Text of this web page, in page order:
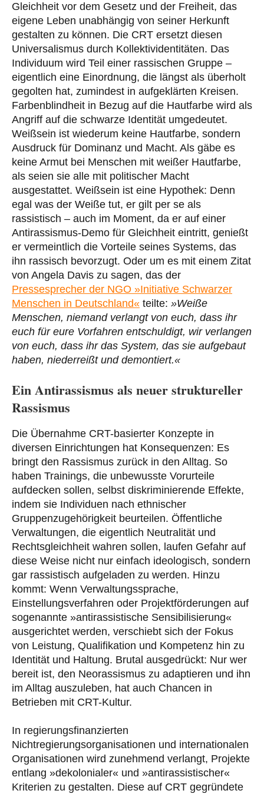
Gleichheit vor dem Gesetz und der Freiheit, das
eigene Leben unabhängig von seiner Herkunft
gestalten zu können. Die CRT ersetzt diesen
Universalismus durch Kollektividentitäten. Das
Individuum wird Teil einer rassischen Gruppe –
eigentlich eine Einordnung, die längst als überholt
gegolten hat, zumindest in aufgeklärten Kreisen.
Farbenblindheit in Bezug auf die Hautfarbe wird als
Angriff auf die schwarze Identität umgedeutet.
Weißsein ist wiederum keine Hautfarbe, sondern
Ausdruck für Dominanz und Macht. Als gäbe es
keine Armut bei Menschen mit weißer Hautfarbe,
als seien sie alle mit politischer Macht
ausgestattet. Weißsein ist eine Hypothek: Denn
egal was der Weiße tut, er gilt per se als
rassistisch – auch im Moment, da er auf einer
Antirassismus-Demo für Gleichheit eintritt, genießt
er vermeintlich die Vorteile seines Systems, das
ihn rassisch bevorzugt. Oder um es mit einem Zitat
von Angela Davis zu sagen, das der
Pressesprecher der NGO »Initiative Schwarzer
Menschen in Deutschland« teilte: »Weiße
Menschen, niemand verlangt von euch, dass ihr
euch für eure Vorfahren entschuldigt, wir verlangen
von euch, dass ihr das System, das sie aufgebaut
haben, niederreißt und demontiert.«
Ein Antirassismus als neuer struktureller
Rassismus
Die Übernahme CRT-basierter Konzepte in
diversen Einrichtungen hat Konsequenzen: Es
bringt den Rassismus zurück in den Alltag. So
haben Trainings, die unbewusste Vorurteile
aufdecken sollen, selbst diskriminierende Effekte,
indem sie Individuen nach ethnischer
Gruppenzugehörigkeit beurteilen. Öffentliche
Verwaltungen, die eigentlich Neutralität und
Rechtsgleichheit wahren sollen, laufen Gefahr auf
diese Weise nicht nur einfach ideologisch, sondern
gar rassistisch aufgeladen zu werden. Hinzu
kommt: Wenn Verwaltungssprache,
Einstellungsverfahren oder Projektförderungen auf
sogenannte »antirassistische Sensibilisierung«
ausgerichtet werden, verschiebt sich der Fokus
von Leistung, Qualifikation und Kompetenz hin zu
Identität und Haltung. Brutal ausgedrückt: Nur wer
bereit ist, den Neorassismus zu adaptieren und ihn
im Alltag auszuleben, hat auch Chancen in
Betrieben mit CRT-Kultur.
In regierungsfinanzierten
Nichtregierungsorganisationen und internationalen
Organisationen wird zunehmend verlangt, Projekte
entlang »dekolonialer« und »antirassistischer«
Kriterien zu gestalten. Diese auf CRT gegründete